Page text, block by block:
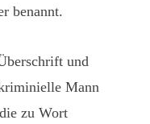
benannt.
und
Mann
zu Wort